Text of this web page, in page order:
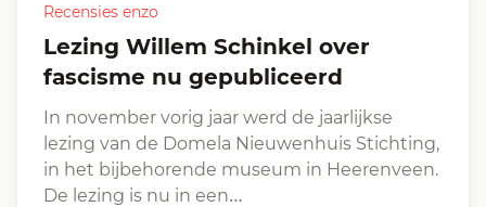
Recensies enzo
Lezing Willem Schinkel over
fascisme nu gepubliceerd
In november vorig jaar werd de jaarlijkse
lezing van de Domela Nieuwenhuis Stichting,
in het bijbehorende museum in Heerenveen.
De lezing is nu in een…